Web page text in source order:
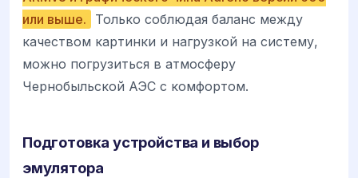
или выше.
Только соблюдая баланс между
качеством картинки и нагрузкой на систему,
можно погрузиться в атмосферу
Чернобыльской АЭС с комфортом.
Подготовка устройства и выбор
эмулятора